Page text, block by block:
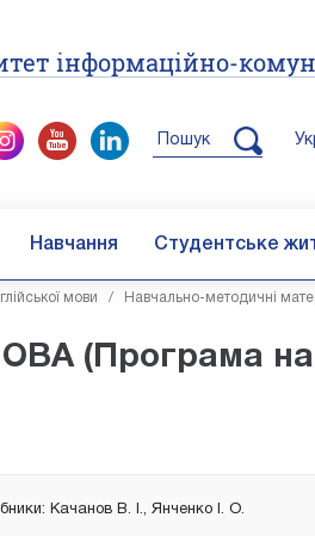
інформаційно-
Пошук
Навчання Студентське
мови / Навчально-методичні
(Програма
Качанов В. І., Янченко І. О.